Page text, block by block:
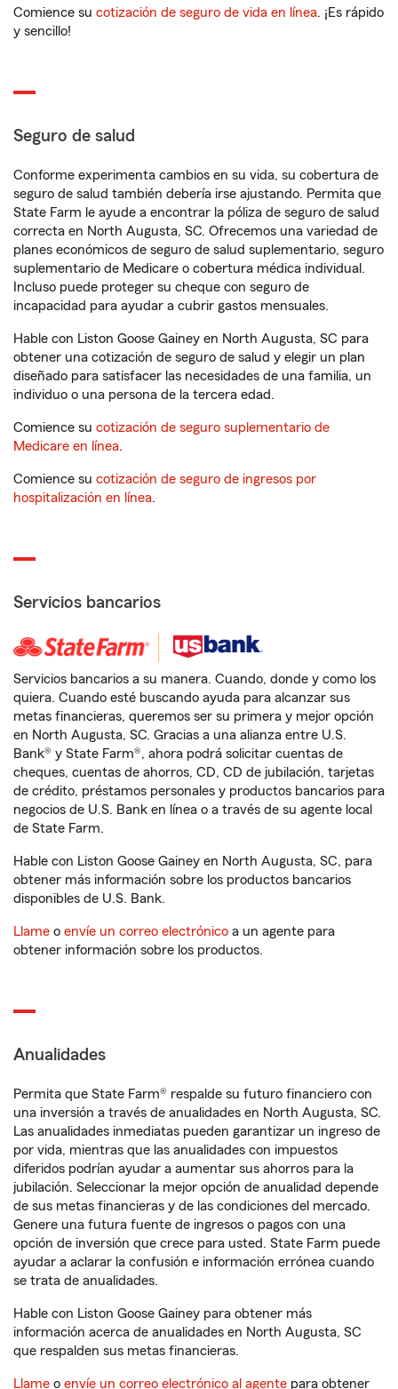
Comience su cotización de seguro de vida en línea. ¡Es rápido
y sencillo!
Seguro de salud
Conforme experimenta cambios en su vida, su cobertura de
seguro de salud también debería irse ajustando. Permita que
State Farm le ayude a encontrar la póliza de seguro de salud
correcta en North Augusta, SC. Ofrecemos una variedad de
planes económicos de seguro de salud suplementario, seguro
suplementario de Medicare o cobertura médica individual.
Incluso puede proteger su cheque con seguro de
incapacidad para ayudar a cubrir gastos mensuales.
Hable con Liston Goose Gainey en North Augusta, SC para
obtener una cotización de seguro de salud y elegir un plan
diseñado para satisfacer las necesidades de una familia, un
individuo o una persona de la tercera edad.
Comience su cotización de seguro suplementario de
Medicare en línea.
Comience su cotización de seguro de ingresos por
hospitalización en línea.
Servicios bancarios
Servicios bancarios a su manera. Cuando, donde y como los
quiera. Cuando esté buscando ayuda para alcanzar sus
metas financieras, queremos ser su primera y mejor opción
en North Augusta, SC. Gracias a una alianza entre U.S.
Bank® y State Farm®, ahora podrá solicitar cuentas de
cheques, cuentas de ahorros, CD, CD de jubilación, tarjetas
de crédito, préstamos personales y productos bancarios para
negocios de U.S. Bank en línea o a través de su agente local
de State Farm.
Hable con Liston Goose Gainey en North Augusta, SC, para
obtener más información sobre los productos bancarios
disponibles de U.S. Bank.
Llame o envíe un correo electrónico a un agente para
obtener información sobre los productos.
Anualidades
Permita que State Farm® respalde su futuro financiero con
una inversión a través de anualidades en North Augusta, SC.
Las anualidades inmediatas pueden garantizar un ingreso de
por vida, mientras que las anualidades con impuestos
diferidos podrían ayudar a aumentar sus ahorros para la
jubilación. Seleccionar la mejor opción de anualidad depende
de sus metas financieras y de las condiciones del mercado.
Genere una futura fuente de ingresos o pagos con una
opción de inversión que crece para usted. State Farm puede
ayudar a aclarar la confusión e información errónea cuando
se trata de anualidades.
Hable con Liston Goose Gainey para obtener más
información acerca de anualidades en North Augusta, SC
que respalden sus metas financieras.
Llame o envíe un correo electrónico al agente para obtener